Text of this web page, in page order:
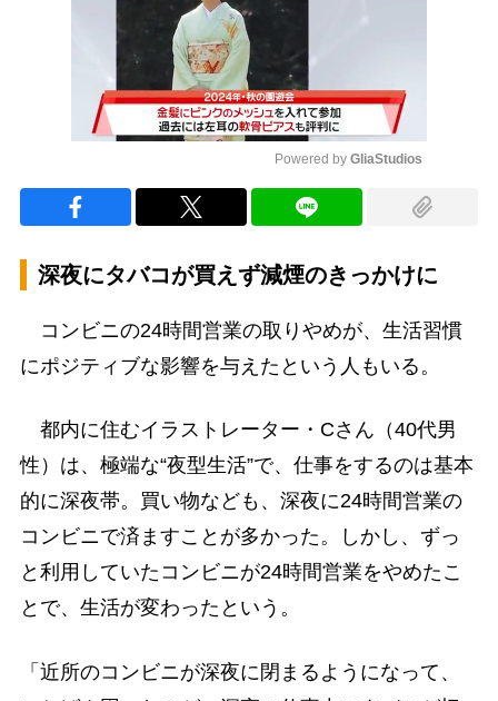
Powered by GliaStudios
深夜にタバコが買えず減煙のきっかけに
コンビニの24時間営業の取りやめが、生活習慣
にポジティブな影響を与えたという人もいる。
都内に住むイラストレーター・Cさん（40代男
性）は、極端な“夜型生活”で、仕事をするのは基本
的に深夜帯。買い物なども、深夜に24時間営業の
コンビニで済ますことが多かった。しかし、ずっ
と利用していたコンビニが24時間営業をやめたこ
とで、生活が変わったという。
「近所のコンビニが深夜に閉まるようになって、